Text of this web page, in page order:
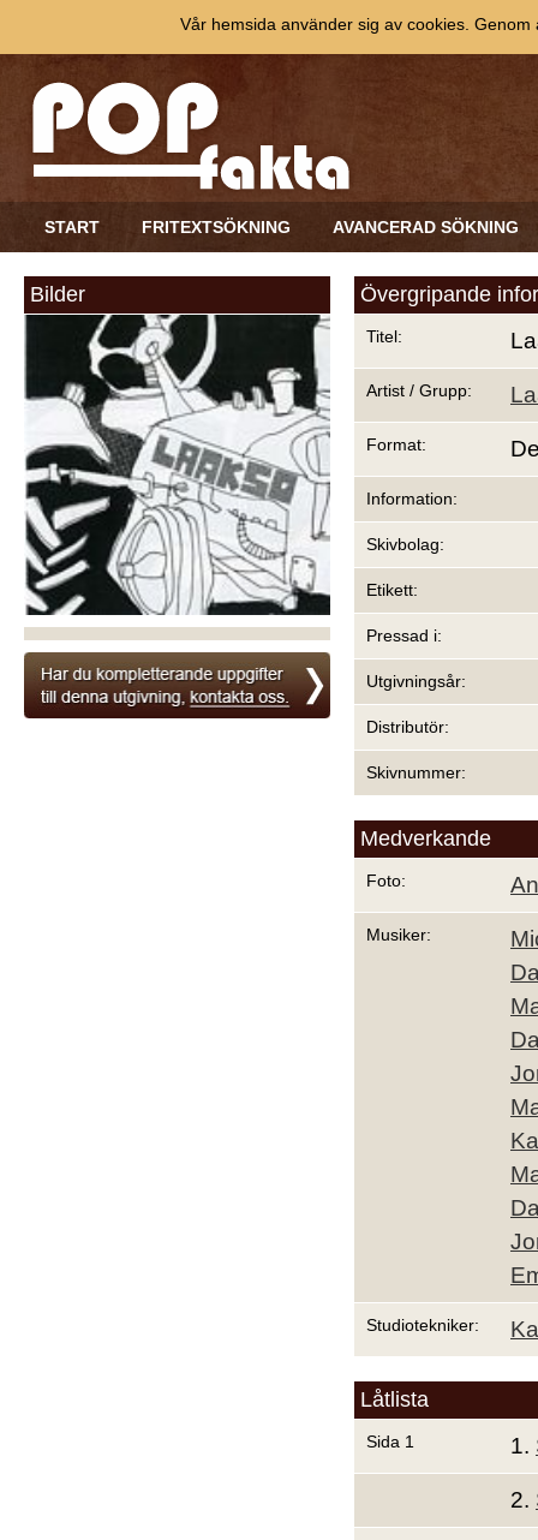
START FRITEXTSÖKNING AVANCERAD SÖKNING
Bilder Övergripande
Titel:
Artist / Grupp:
Format:
Information:
Skivbolag:
Etikett:
Pressad i:
Utgivningsår:
Distributör:
Skivnummer:
Medverkande
Foto:
Musiker:
Studiotekniker:
Låtlista
Sida 1 1.
2.
Vår hemsida använder sig av cookies.